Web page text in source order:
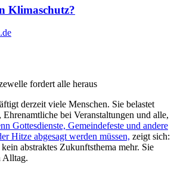
Klimaschutz?
fordert alle heraus
derzeit viele Menschen. Sie belastet
bei Veranstaltungen und alle,
Gottesdienste, Gemeindefeste und andere
Hitze abgesagt werden müssen, zeigt sich:
abstraktes Zukunftsthema mehr. Sie
Alltag.